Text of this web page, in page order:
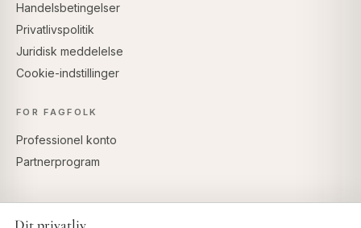
Handelsbetingelser
Privatlivspolitik
Juridisk meddelelse
Cookie-indstillinger
FOR FAGFOLK
Professionel konto
Partnerprogram